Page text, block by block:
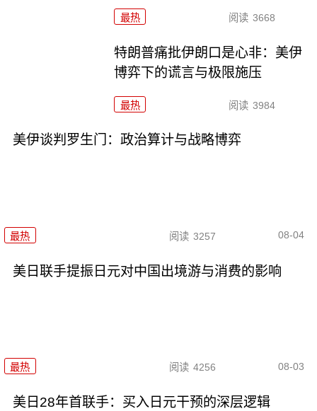
最热 阅读 3668
特朗普痛批伊朗口是心非：美伊
博弈下的谎言与极限施压
最热 阅读 3984
美伊谈判罗生门：政治算计与战略博弈
最热 阅读 3257 08-04
美日联手提振日元对中国出境游与消费的影响
最热 阅读 4256 08-03
美日28年首联手：买入日元干预的深层逻辑